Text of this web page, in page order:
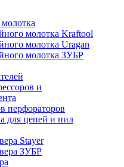
молотка Kraftool
молотка Uragan
молотка ЗУБР
и
перфораторов
для цепей и пил
Stayer
ЗУБР